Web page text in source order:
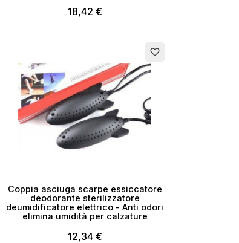
18,42 €
favorite_border
Coppia asciuga scarpe essiccatore
deodorante sterilizzatore
deumidificatore elettrico - Anti odori
elimina umidità per calzature
12,34 €